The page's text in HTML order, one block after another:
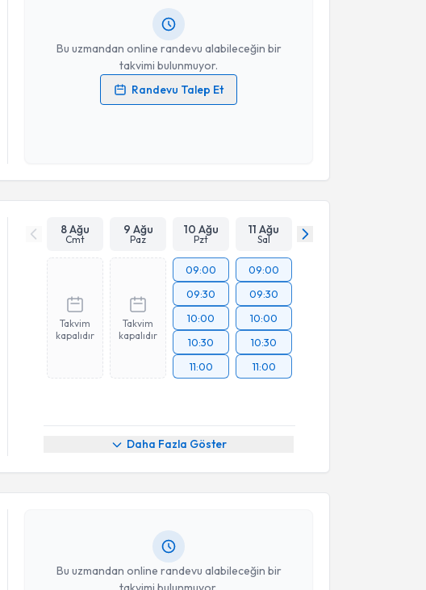
Bu uzmandan online randevu alabileceğin bir
takvimi bulunmuyor.
Randevu Talep Et
Kişisel verilerimin işlenmesine ilişkinAydınlatma Metni
8 Ağu
Cmt
9 Ağu
Paz
10 Ağu
Pzt
11 Ağu
Sal
Takvim
kapalıdır
Takvim
kapalıdır
09:00
09:30
10:00
10:30
11:00
09:00
09:30
10:00
10:30
11:00
Daha Fazla Göster
Bu uzmandan online randevu alabileceğin bir
Randevu Takvimi Talebi